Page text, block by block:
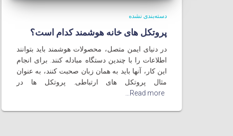
دسته‌بندی نشده
پروتکل های خانه هوشمند کدام است؟
در دنیای ایمن متصل، محصولات هوشمند باید بتوانند
اطلاعات را با چندین دستگاه مبادله کنند. برای انجام
این کار، آنها باید به همان زبان صحبت کنند، به عنوان
مثال پروتکل های ارتباطی. پروتکل ها در
Read more…